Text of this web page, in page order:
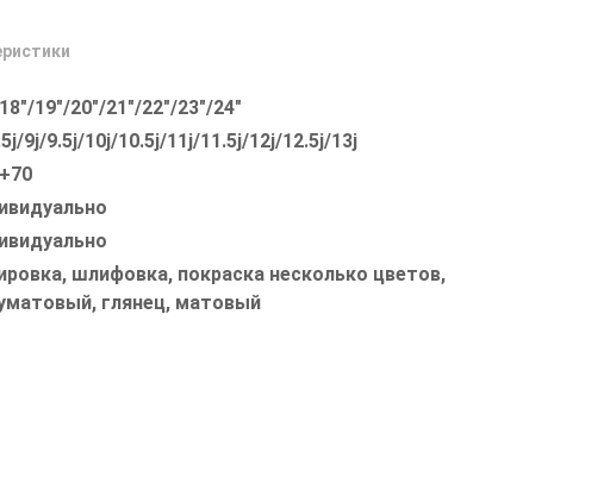
19"/20"/21"/22"/23"/24"
9j/9.5j/10j/10.5j/11j/11.5j/12j/12.5j/13j
шлифовка, покраска несколько цветов,
глянец, матовый